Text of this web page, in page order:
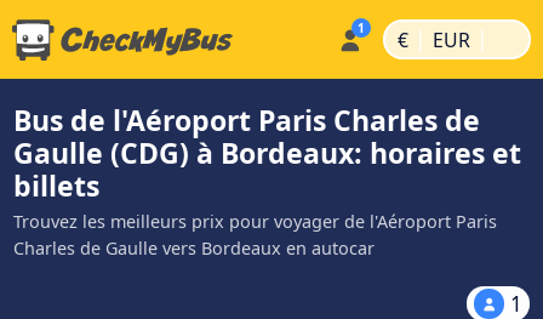
€ | EUR |
Bus de l'Aéroport Paris Charles de
Gaulle (CDG) à Bordeaux: horaires et
billets
Trouvez les meilleurs prix pour voyager de l'Aéroport Paris
Charles de Gaulle vers Bordeaux en autocar
1